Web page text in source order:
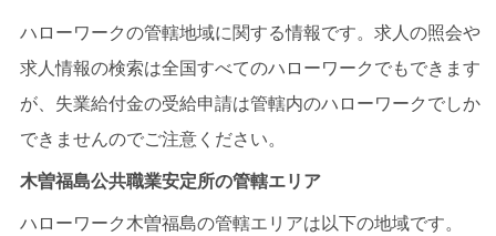
ハローワークの管轄地域に関する情報です。求人の照会や
求人情報の検索は全国すべてのハローワークでもできます
が、失業給付金の受給申請は管轄内のハローワークでしか
できませんのでご注意ください。
木曽福島公共職業安定所の管轄エリア
ハローワーク木曽福島の管轄エリアは以下の地域です。